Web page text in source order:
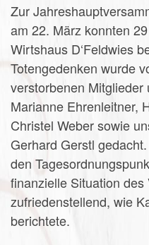
Zur
am 22. März konnten
Wirtshaus D‘Feldwies
Totengedenken wurde
verstorbenen
Marianne Ehrenleitner,
Christel Weber sowie
Gerhard Gerstl
den
finanzielle Situation des
zufriedenstellend, wie
berichtete.